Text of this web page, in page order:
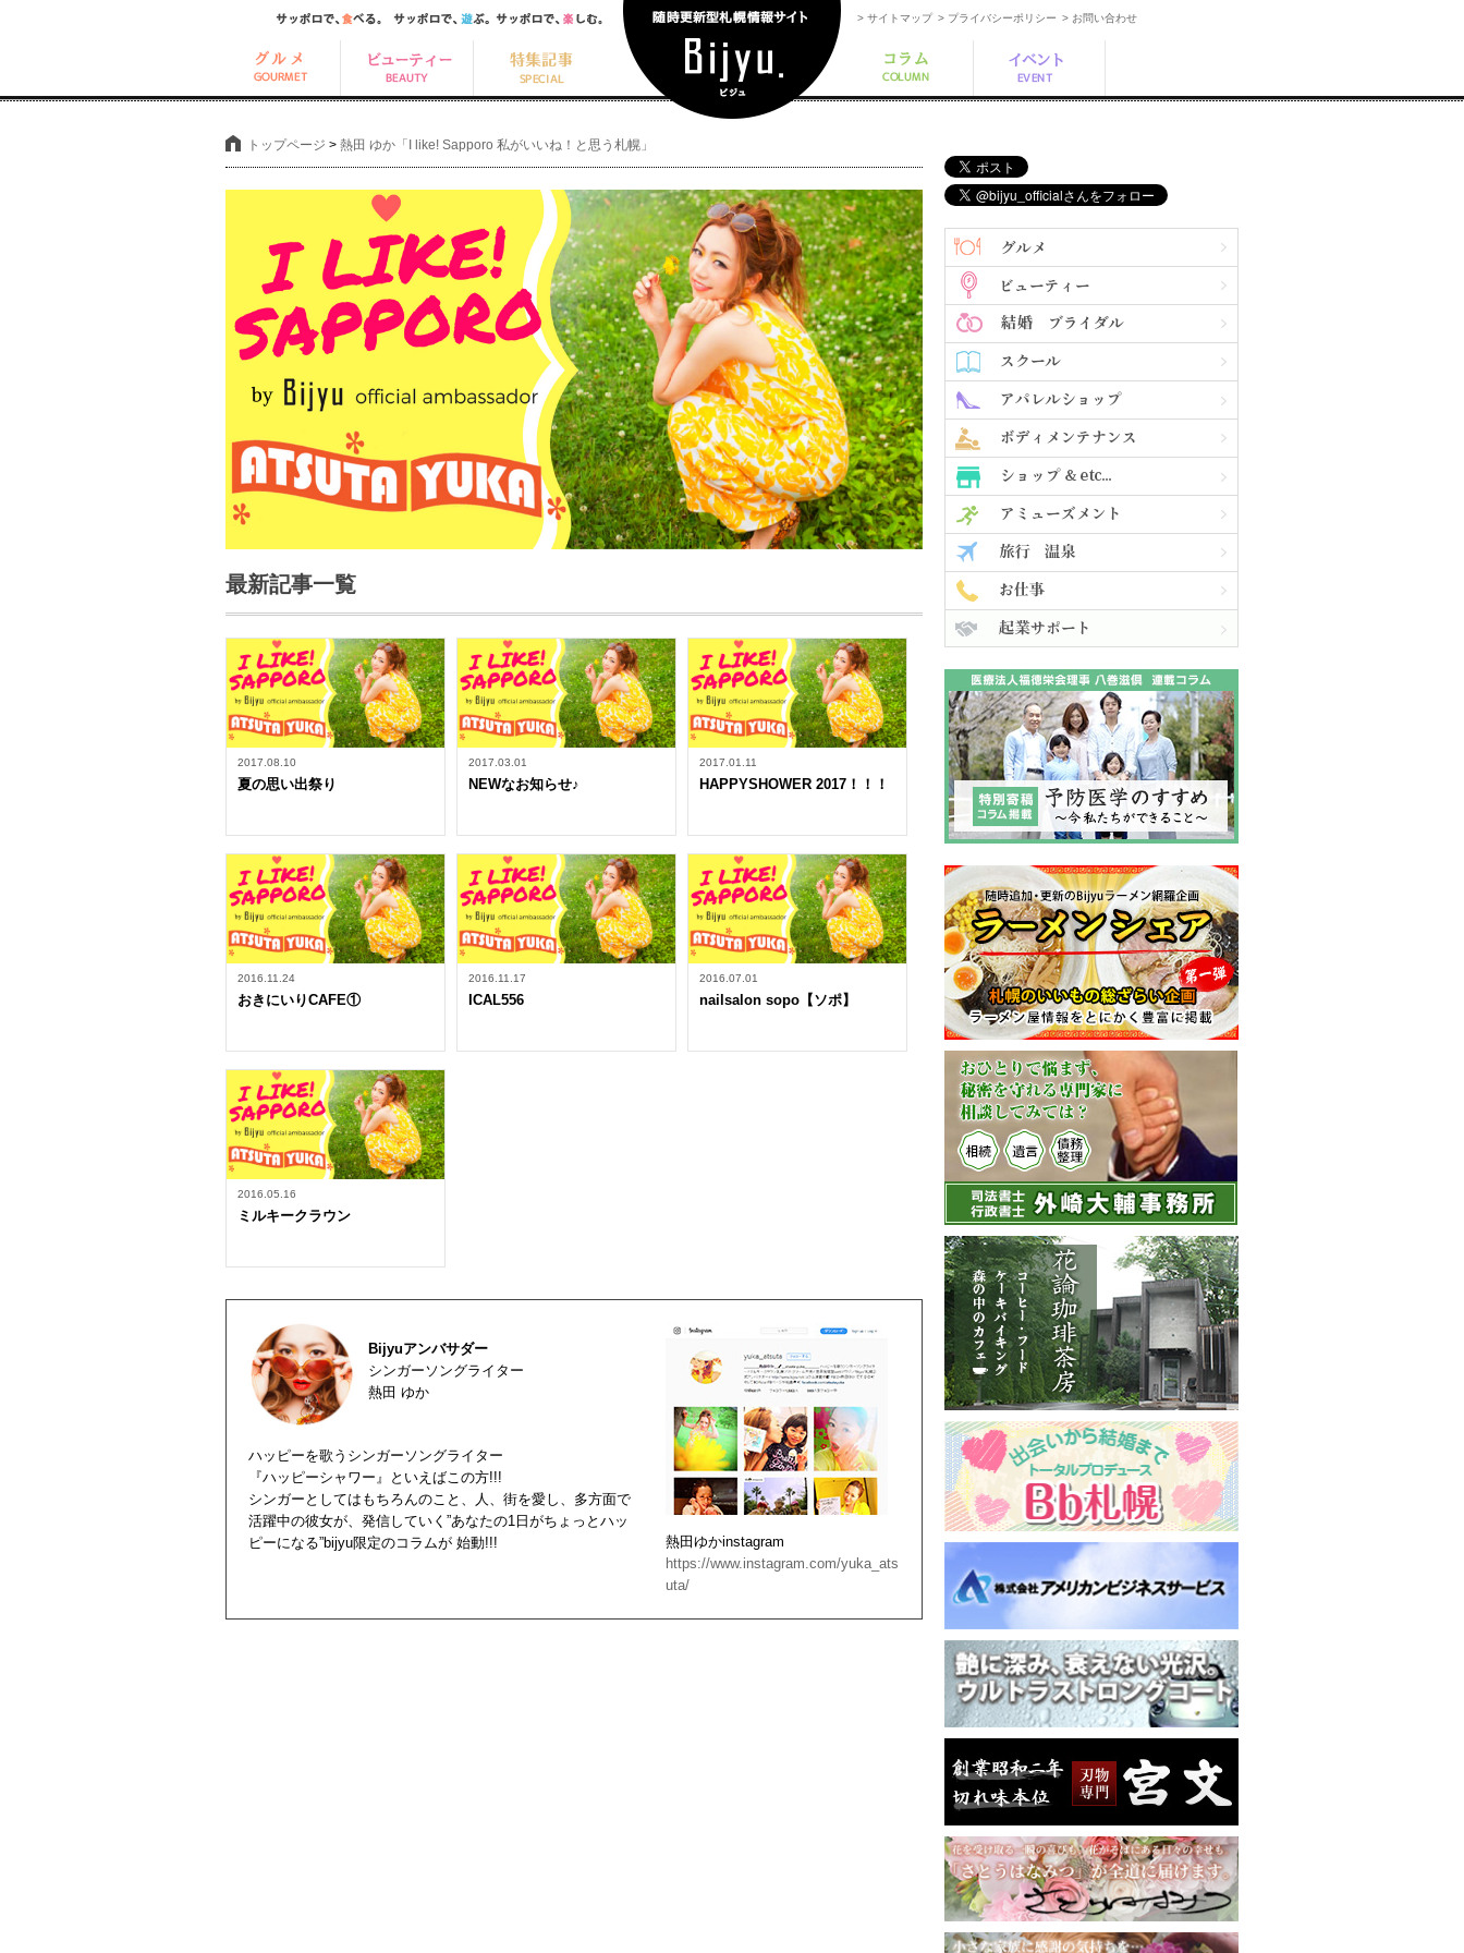
> サイトマップ > プライバシーポリシー > お問い合わせ
トップページ > 熱田 ゆか「I like! Sapporo 私がいいね！と思う札幌」
最新記事一覧
2017.08.10
夏の思い出祭り
2017.03.01
NEWなお知らせ♪
2017.01.11
HAPPYSHOWER 2017！！！
2016.11.24
おきにいりCAFE①
2016.11.17
ICAL556
2016.07.01
nailsalon sopo【ソポ】
2016.05.16
ミルキークラウン
Bijyuアンバサダー
シンガーソングライター
熱田 ゆか
ハッピーを歌うシンガーソングライター
『ハッピーシャワー』といえばこの方!!!
シンガーとしてはもちろんのこと、人、街を愛し、多方面で
活躍中の彼女が、発信していく”あなたの1日がちょっとハッ
ピーになる”bijyu限定のコラムが 始動!!!
熱田ゆかinstagram
https://www.instagram.com/yuka_ats
uta/